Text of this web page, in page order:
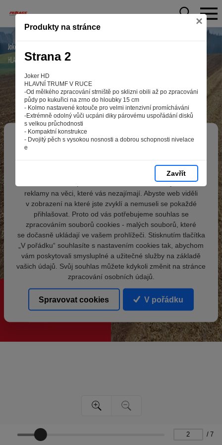
Produkty na stránce ×
Strana 2
Joker HD
HLAVNÍ TRUMF V RUCE
-Od mělkého zpracování strniště po sklizni obili až po zpracováni
půdy po kukuřici na zrno do hloubky 15 cm
- Kolmo nastavené kotouče pro velmi intenzivní promícháváni
-Extrémně odolný vůči ucpáni diky párovému uspořádání disků
s velkou průchodnosti
- Kompaktní konstrukce
- Dvojitý pěch s vysokou nosnosti a dobrou schopnosti nivelace
e
Zavřít
/ 7
Aby web fungoval tak, jak ho znáte (souhlas
zážitkem. Abyste na našich stránkách rychle našli to, co
hledáte, ušetřili spoustu klikání a nezobrazovaly se vám
reklamy na věci, které vás nezajímají. Abyste web viděli
v zobrazení na které jste zvyklí a nemuseli se pokaždé
přihlašovat. Proto od vás potřebujeme souhlas se
zpracováním souborů cookies - malých souborů, které
se dočasně ukládají ve vašem prohlížeči. Stisknutím tlačítka
„V pořádku“ souhlasíte s nastavením cookies tak, abychom
vám poskytovali smysluplné a užitečné služby na základě
vašich údajů. Svůj souhlas můžete kdykoli změnit na stránce
zpracování osobních údajů.
Spravovat cookies V pořádku